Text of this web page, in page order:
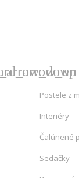
Postele z
Interiéry
Čalúnené
Sedačky